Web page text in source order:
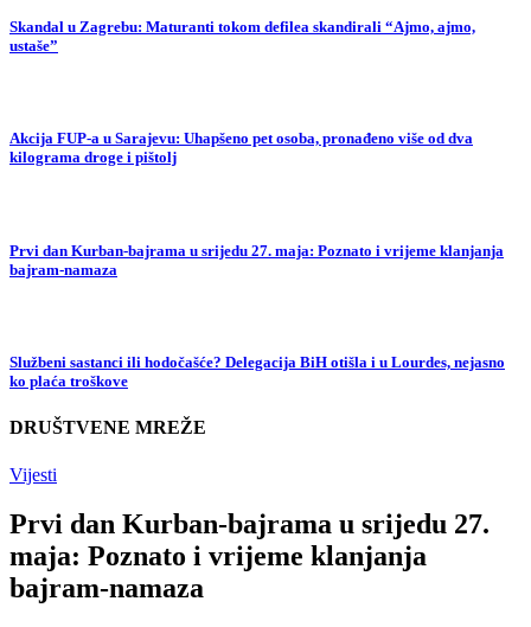
Skandal u Zagrebu: Maturanti tokom defilea skandirali “Ajmo, ajmo,
ustaše”
Akcija FUP-a u Sarajevu: Uhapšeno pet osoba, pronađeno više od dva
kilograma droge i pištolj
Prvi dan Kurban-bajrama u srijedu 27. maja: Poznato i vrijeme klanjanja
bajram-namaza
Službeni sastanci ili hodočašće? Delegacija BiH otišla i u Lourdes, nejasno
ko plaća troškove
DRUŠTVENE MREŽE
Vijesti
Prvi dan Kurban-bajrama u srijedu 27.
maja: Poznato i vrijeme klanjanja
bajram-namaza